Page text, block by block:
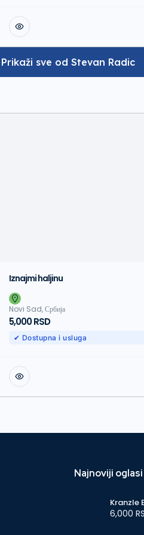
Prikaži sve od Stevan Radic
Iznajmi haljinu
Novi Sad, Србија
5,000 RSD
✔ Dostupna i usluga
Najnoviji oglasi
Kranzle
perač,
6,000